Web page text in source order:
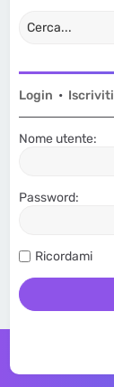
Login • Iscriviti
Nome utente:
Password:
Ricordami